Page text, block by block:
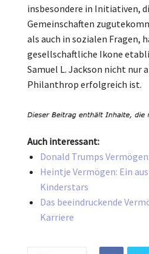
insbesondere in Initiativen,
Gemeinschaften
als auch in sozialen Fragen,
gesellschaftliche Ikone
Samuel L. Jackson nicht nur
Philanthrop erfolgreich ist.
Auch interessant:
Donald Trumps
Heintje Vermögen: Ein
Kinderstars
Das beeindruckende
Karriere